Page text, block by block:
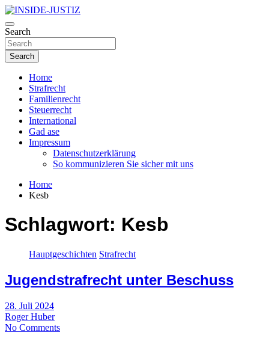
Skip
to
content
INSIDE-JUSTIZ
Investigativer Journalismus zur Dritten Gewalt
Search
Search
Home
Strafrecht
Familienrecht
Steuerrecht
International
Gad ase
Impressum
Datenschutzerklärung
So kommunizieren Sie sicher mit uns
Home
Kesb
Schlagwort: Kesb
Hauptgeschichten Strafrecht
Jugendstrafrecht unter Beschuss
28. Juli 2024
Roger Huber
No Comments